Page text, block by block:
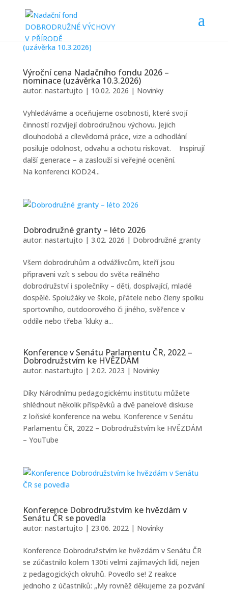
Výroční cena Nadačního fondu 2026 –
nominace (uzávěrka 10.3.2026)
autor: nastartujto | 10.02. 2026 | Novinky
Vyhledáváme a oceňujeme osobnosti, které svojí
činností rozvíjejí dobrodružnou výchovu. Jejich
dlouhodobá a cílevědomá práce, vize a odhodlání
posiluje odolnost, odvahu a ochotu riskovat. Inspirují
další generace – a zaslouží si veřejné ocenění.
Na konferenci KOD24...
Dobrodružné granty – léto 2026
autor: nastartujto | 3.02. 2026 | Dobrodružné granty
Všem dobrodruhům a odvážlivcům, kteří jsou
připraveni vzít s sebou do světa reálného
dobrodružství i společníky – děti, dospívající, mladé
dospělé. Spolužáky ve škole, přátele nebo členy spolku
sportovního, outdoorového či jiného, svěřence v
oddíle nebo třeba ´kluky a...
Konference v Senátu Parlamentu ČR, 2022 –
Dobrodružstvím ke HVĚZDÁM
autor: nastartujto | 2.02. 2023 | Novinky
Díky Národnímu pedagogickému institutu můžete
shlédnout několik příspěvků a dvě panelové diskuse
z loňské konference na webu. Konference v Senátu
Parlamentu ČR, 2022 – Dobrodružstvím ke HVĚZDÁM
– YouTube
Konference Dobrodružstvím ke hvězdám v
Senátu ČR se povedla
autor: nastartujto | 23.06. 2022| Novinky
Konference Dobrodružstvím ke hvězdám v Senátu ČR
se zúčastnilo kolem 130ti velmi zajímavých lidí, nejen
z pedagogických okruhů. Povedlo se! Z reakce
jednoho z účastníků: „My rovněž děkujeme za pozvání